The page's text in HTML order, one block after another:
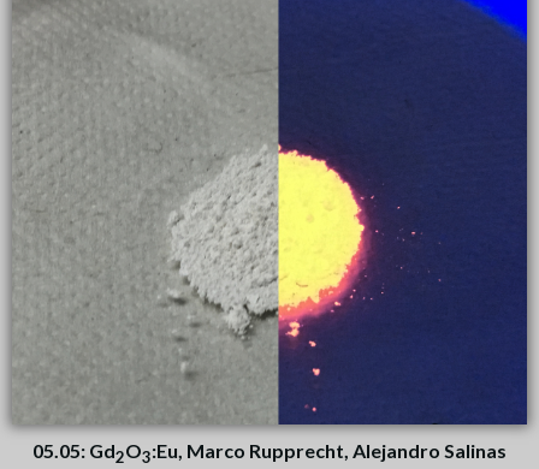
05.05: Gd2O3:Eu, Marco Rupprecht, Alejandro Salinas